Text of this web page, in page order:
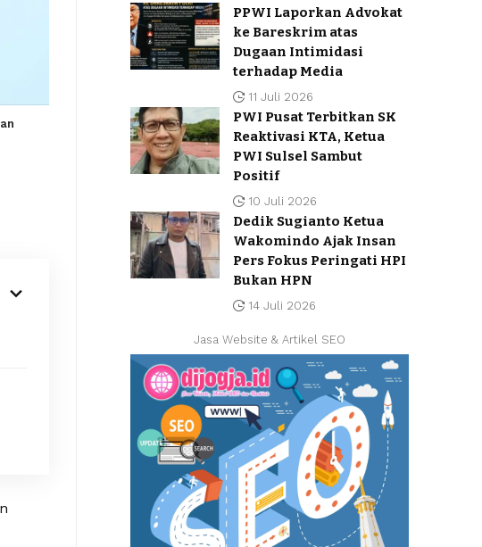
PPWI Laporkan Advokat
ke Bareskrim atas
Dugaan Intimidasi
terhadap Media
11 Juli 2026
PWI Pusat Terbitkan SK
Reaktivasi KTA, Ketua
PWI Sulsel Sambut
Positif
10 Juli 2026
Dedik Sugianto Ketua
Wakomindo Ajak Insan
Pers Fokus Peringati HPI
Bukan HPN
14 Juli 2026
Jasa Website & Artikel SEO